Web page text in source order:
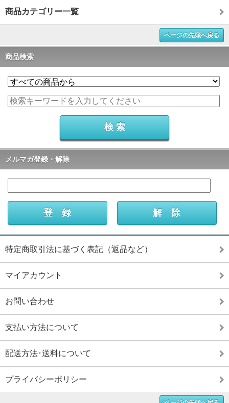
商品カテゴリー一覧
ページの先頭へ戻る
商品検索
メルマガ登録・解除
特定商取引法に基づく表記（返品など）
マイアカウント
お問い合わせ
支払い方法について
配送方法･送料について
プライバシーポリシー